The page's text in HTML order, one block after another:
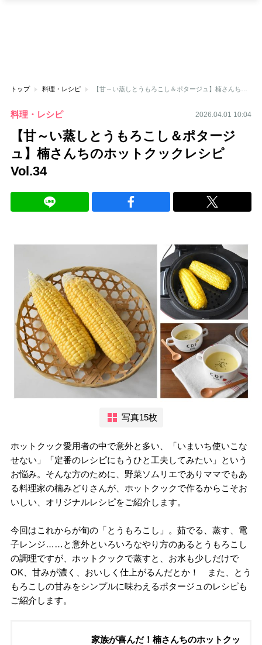
トップ 料理・レシピ
料理・レシピ 2026.04.01 10:04
【甘～い蒸しとうもろこし＆ポタージ
ュ】楠さんちのホットクックレシピ
Vol.34
写真15枚
ホットクック愛用者の中で意外と多い、「いまいち使いこな
せない」「定番のレシピにもうひと工夫してみたい」という
お悩み。そんな方のために、野菜ソムリエでありママでもあ
る料理家の楠みどりさんが、ホットクックで作るからこそお
いしい、オリジナルレシピをご紹介します。
今回はこれからが旬の「とうもろこし」。茹でる、蒸す、電
子レンジ……と意外といろいろなやり方のあるとうもろこし
の調理ですが、ホットクックで蒸すと、お水も少しだけで
OK、甘みが濃く、おいしく仕上がるんだとか！ また、とう
もろこしの甘みをシンプルに味わえるポタージュのレシピも
ご紹介します。
家族が喜んだ！楠さんちのホットクッ